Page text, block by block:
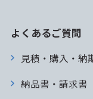
よくあるご質問
見積・購入・納
納品書・請求書